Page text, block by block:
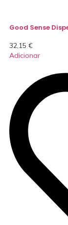
Good Sense
32,15 €
Adicionar